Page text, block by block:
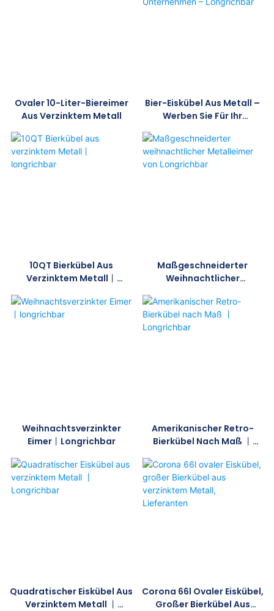
Ovaler 10-Liter-Biereimer
Aus Verzinktem Metall
Bier-Eiskübel Aus Metall –
Werben Sie Für Ihr
Longrichbar
10QT Bierkübel Aus
Verzinktem Metall丨
Maßgeschneiderter
Weihnachtlicher
Longrichbar
Weihnachtsverzinkter
Eimer丨longrichbar
Amerikanischer Retro-
Bierkübel Nach Maß 丨
Quadratischer Eiskübel Aus
Verzinktem Metall 丨
Corona 66l Ovaler Eiskübel,
Großer Bierkübel Aus